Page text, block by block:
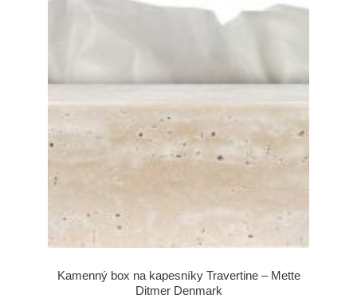
Kamenný box na kapesníky Travertine – Mette
Ditmer Denmark